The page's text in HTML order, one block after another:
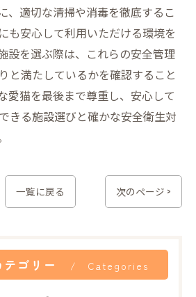
、適切な清掃や消毒を徹底するこ
も安心して利用いただける環境を
設を選ぶ際は、これらの安全管理
と満たしているかを確認すること
愛猫を最後まで尊重し、安心して
きる施設選びと確かな安全衛生対
一覧に戻る 次のページ >
テゴリー Categories